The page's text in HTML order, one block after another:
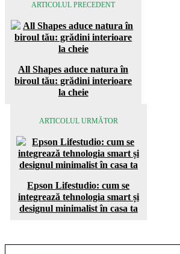
ARTICOLUL PRECEDENT
All Shapes aduce natura în
biroul tău: grădini interioare
la cheie
ARTICOLUL URMĂTOR
Epson Lifestudio: cum se
integrează tehnologia smart și
designul minimalist în casa ta